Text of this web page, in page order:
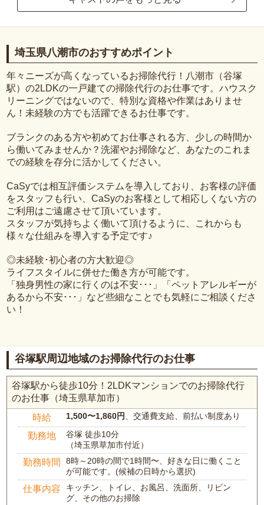
埼玉県八潮市のおすすめポイント
年々ニーズが高くなっているお掃除代行！八潮市（谷塚
駅）の2LDKの一戸建ての掃除代行のお仕事です。ハウスク
リーニングではないので、特別な資格や作業はありませ
ん！未経験の方でも活躍できるお仕事です。
ブランクのある方や初めてお仕事される方、少しの時間か
ら働いてみませんか？洗濯やお掃除など、あなたのこれま
での経験を存分に活かしてください。
CaSyでは相互評価システムを導入しており、お客様の評価
をスタッフも行い、CaSyのお客様として相応しくない方の
ご利用はご遠慮させて頂いています。
スタッフが気持ちよく働いて頂けるように、これからも
様々な仕組みを導入する予定です♪
◎未経験･初心者の方大歓迎◎
ライフスタイルに併せた働き方が可能です。
「独身男性の家に行くのは不安･･･」「ペットアレルギーが
あるから不安･･･」など些細なことでも気軽にご相談くださ
い！
谷塚駅周辺地域のお掃除代行のお仕事
谷塚駅から徒歩10分！2LDKマンションでのお掃除代行
のお仕事（埼玉県草加市）
時給 1,500〜1,860円、交通費支給、前払い制度あり
勤務地
谷塚 徒歩10分
（埼玉県草加市付近）
勤務時間
8時～20時の間で1時間〜、好きな日に働くこと
が可能です。(候補の日時から選択)
仕事内容
キッチン、トイレ、お風呂、洗面所、リビン
グ、その他のお掃除